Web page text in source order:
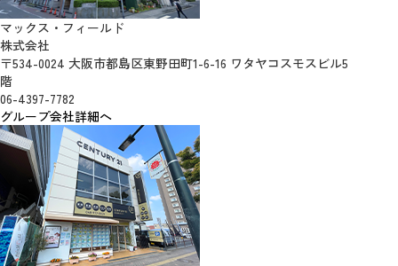
マックス・フィールド
株式会社
〒534-0024 大阪市都島区東野田町1-6-16 ワタヤコスモスビル5
階
06-4397-7782
グループ会社詳細へ